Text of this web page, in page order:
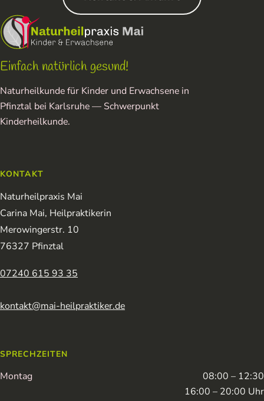
Einfach natürlich gesund!
Naturheilkunde für Kinder und Erwachsene in
Pfinztal bei Karlsruhe — Schwerpunkt
Kinderheilkunde.
KONTAKT
Naturheilpraxis Mai
Carina Mai, Heilpraktikerin
Merowingerstr. 10
76327 Pfinztal
07240 615 93 35
kontakt@mai-heilpraktiker.de
SPRECHZEITEN
Montag
08:00 – 12:30
16:00 – 20:00 Uhr